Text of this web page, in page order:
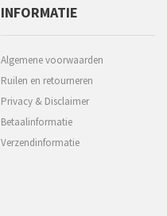
INFORMATIE
Algemene voorwaarden
Ruilen en retourneren
Privacy & Disclaimer
Betaalinformatie
Verzendinformatie